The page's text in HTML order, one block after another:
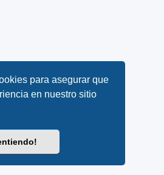
para asegurar que
en nuestro sitio